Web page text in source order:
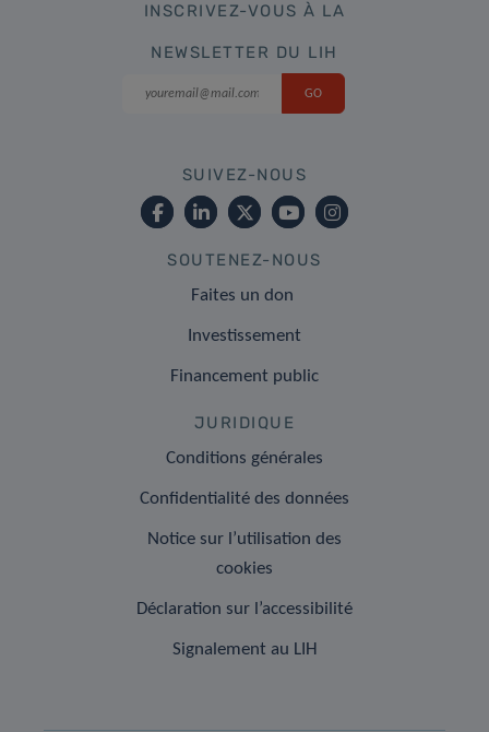
INSCRIVEZ-VOUS À LA
NEWSLETTER DU LIH
SUIVEZ-NOUS
SOUTENEZ-NOUS
Faites un don
Investissement
Financement public
JURIDIQUE
Conditions générales
Confidentialité des données
Notice sur l’utilisation des
cookies
Déclaration sur l’accessibilité
Signalement au LIH